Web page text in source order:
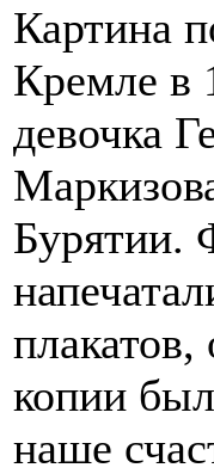
Картина
Кремле в
девочка
Бурятии.
копии
наше